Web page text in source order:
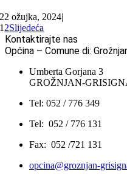
22 ožujka, 2024|
1 2Slijedeća
Kontaktirajte nas
Općina – Comune di:
Umberta Gorjana 3
GROŽNJAN-
Tel: 052 / 776 349
Tel: 052 / 776 131
Fax: 052 /721 131
opcina@groznjan-